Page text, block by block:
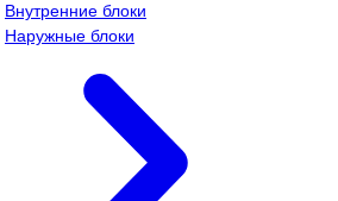
Внутренние блоки
Наружные блоки